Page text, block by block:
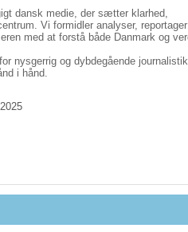
dansk medie, der sætter klarhed,
Vi formidler analyser,
med at forstå både Danmark og
nysgerrig og dybdegående
i hånd.